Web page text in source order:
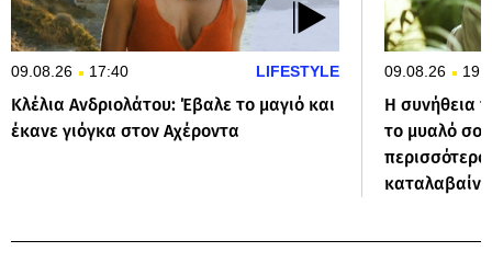
09.08.26 17:40 LIFESTYLE
Κλέλια Ανδριολάτου: Έβαλε το μαγιό και
έκανε γιόγκα στον Αχέροντα
09.08.26
Η συνήθεια
το μυαλό